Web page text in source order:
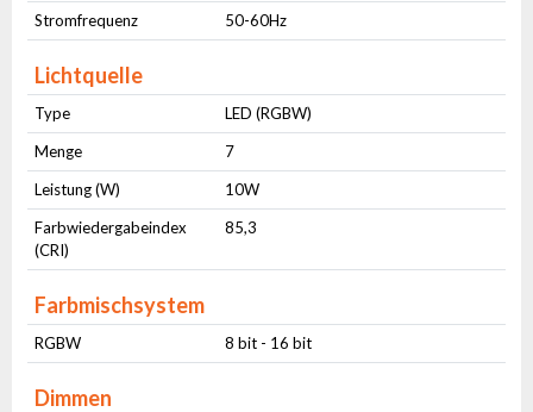
Stromfrequenz
50-60Hz
Lichtquelle
Type
LED (RGBW)
Menge
7
Leistung (W)
10W
Farbwiedergabeindex
(CRI)
85,3
Farbmischsystem
RGBW 8 bit - 16 bit
Dimmen